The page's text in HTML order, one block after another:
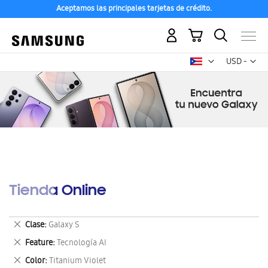
Aceptamos las principales tarjetas de crédito.
USD -
dólar
Mi carrito
Tienda Online
Clase Galaxy S
Eliminar
este
artículo
Feature Tecnología AI
Eliminar
este
Color Titanium Violet
Eliminar